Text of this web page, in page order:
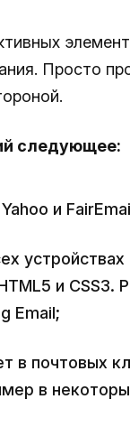
Просто
следующее:
и
устройствах
и CSS3.
Email;
в почтовых
в